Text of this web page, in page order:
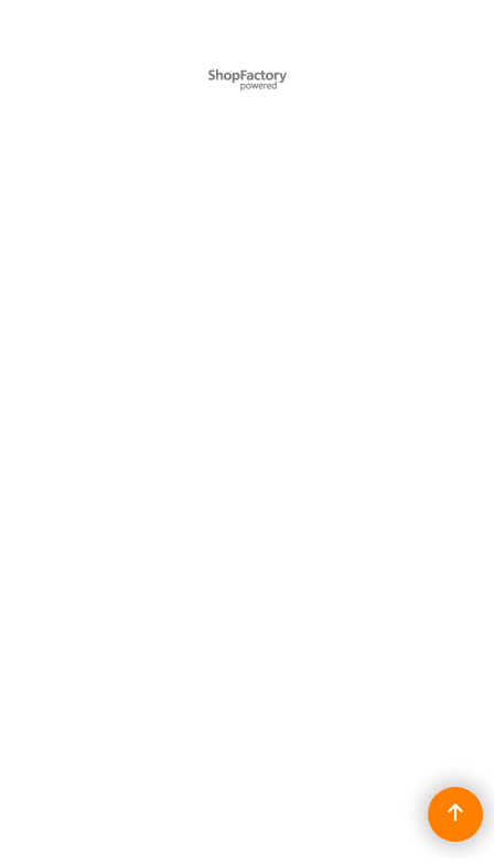
Webwinkel gemaakt met
ShopFactory webwinkel